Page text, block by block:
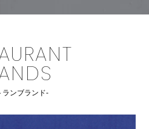
ランブランド-